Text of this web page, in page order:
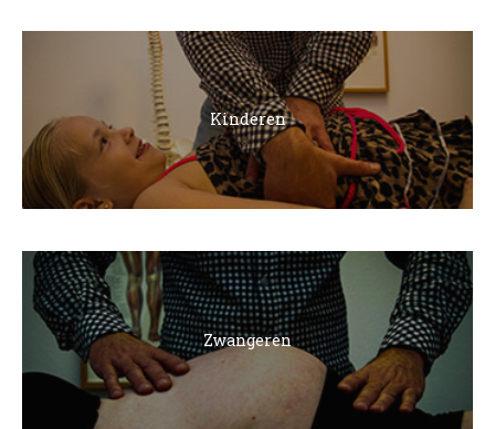
Kinderen
Zwangeren